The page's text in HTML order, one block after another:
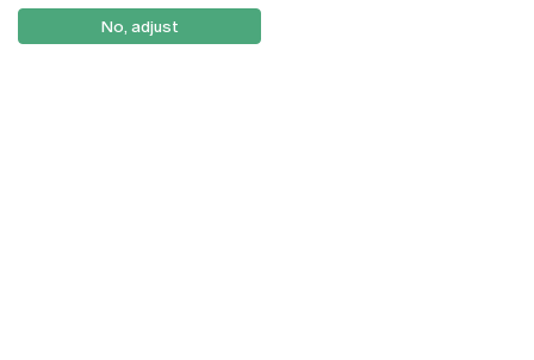
No, adjust